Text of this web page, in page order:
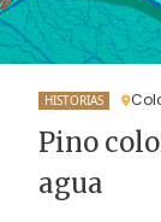
HISTORIAS
Pino
agua